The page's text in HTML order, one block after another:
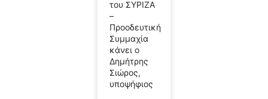
του ΣΥΡΙΖΑ
–
Προοδευτική
Συμμαχία
κάνει ο
Δημήτρης
Σιώρος,
υποψήφιος